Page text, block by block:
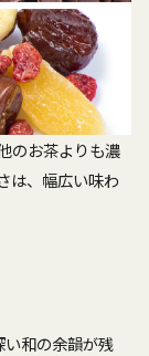
のお茶よりも濃
は、幅広い味わ
和の余韻が残